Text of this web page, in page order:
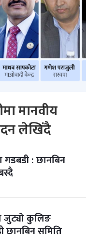
मानवीय
लेखिंदै
: छानबिन
जुट्यो कुलिङ
छानबिन समिति